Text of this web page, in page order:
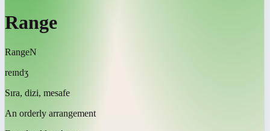
Range
RangeN
reɪndʒ
Sıra, dizi, mesafe
An orderly arrangement